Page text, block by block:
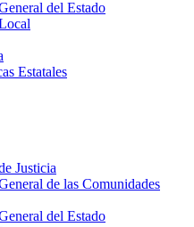
del Estado
Estatales
Justicia
de las Comunidades
del Estado